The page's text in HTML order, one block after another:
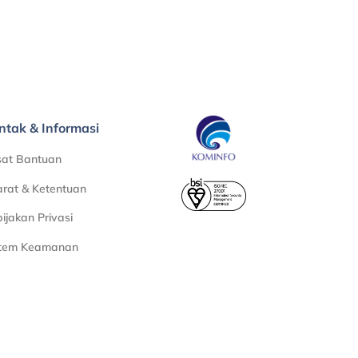
& Informasi
Bantuan
& Ketentuan
Privasi
Keamanan